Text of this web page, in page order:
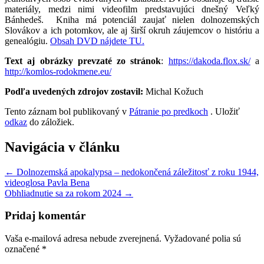
materiály, medzi nimi videofilm predstavujúci dnešný Veľký
Bánhedeš. Kniha má potenciál zaujať nielen dolnozemských
Slovákov a ich potomkov, ale aj širší okruh záujemcov o históriu a
genealógiu. Obsah DVD nájdete TU.
Text aj obrázky prevzaté zo stránok: https://dakoda.flox.sk/a
http://komlos-rodokmene.eu/
Podľa uvedených zdrojov zostavil: Michal Kožuch
Tento záznam bol publikovaný v Pátranie po predkoch . Uložiť
odkaz do záložiek.
Navigácia v článku
← Dolnozemská apokalypsa – nedokončená záležitosť z roku 1944,
videoglosa Pavla Bena
Obhliadnutie sa za rokom 2024 →
Pridaj komentár
Vaša e-mailová adresa nebude zverejnená. Vyžadované polia sú
označené *